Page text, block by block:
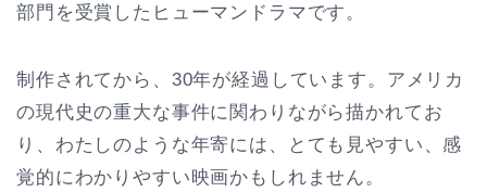
部門を受賞したヒューマンドラマです。
制作されてから、30年が経過しています。アメリカ
の現代史の重大な事件に関わりながら描かれてお
り、わたしのような年寄には、とても見やすい、感
覚的にわかりやすい映画かもしれません。